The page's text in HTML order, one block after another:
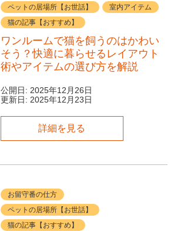
ペットの居場所【お世話】
室内アイテム
猫の記事【おすすめ】
ワンルームで猫を飼うのはかわい
そう？快適に暮らせるレイアウト
術やアイテムの選び方を解説
公開日: 2025年12月26日
更新日: 2025年12月23日
詳細を見る
お留守番の仕方
ペットの居場所【お世話】
猫の記事【おすすめ】